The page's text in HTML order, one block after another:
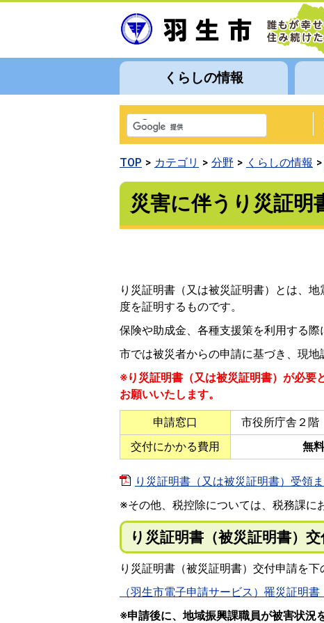
くらしの情報
TOP カテゴリ 分野 くらしの情報
災害に伴うり災証明
り災証明書（又は被災証明書）とは、
度を証明するものです。
保険や助成金、各種支援策を利用する際
市では被災者からの申請に基づき、現
※り災証明書（又は被災証明書）が必要
お願いいたします。
申請窓口
市役所庁舎２
交付にかかる費用
無料
り災証明書（又は被災証明書）受領
※その他、税控除については、税務課に
り災証明書（被災証明書）
り災証明書（被災証明書）交付申請を
（羽生市電子申請サービス）罹災証明
※申請後に、地域振興課職員が被害状況